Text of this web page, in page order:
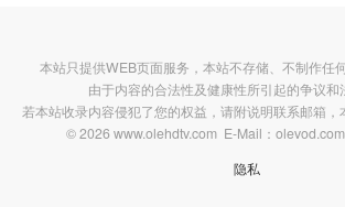
本站只提供WEB页面服务，本站不存储、不制作任
由于内容的合法性及健康性所引起的争议和
若本站收录内容侵犯了您的权益，请附说明联系邮箱，
© 2026 www.olehdtv.com E-Mail：
隐私